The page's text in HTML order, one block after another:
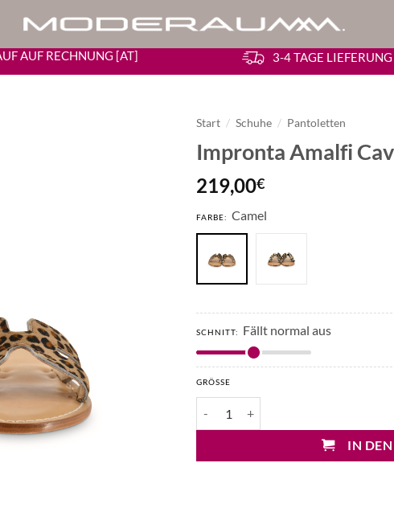
AUF RECHNUNG [AT] 3-4 TAGE LIEFERUNG
Start / Schuhe / Pantoletten
Impronta Amalfi
219,00€
FARBE: Camel
SCHNITT: Fällt normal aus
GRÖSSE
IN